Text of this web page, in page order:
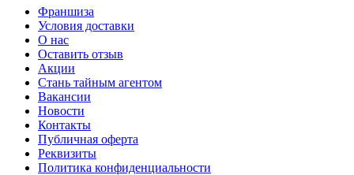
Франшиза
Условия доставки
О нас
Оставить отзыв
Акции
Стань тайным агентом
Вакансии
Новости
Контакты
Публичная оферта
Реквизиты
Политика конфиденциальности